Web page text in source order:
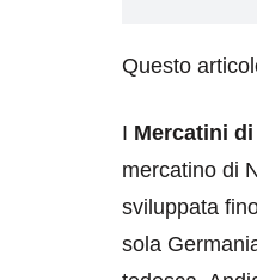
Questo
I Mercatini
mercatino di
sviluppata
sola